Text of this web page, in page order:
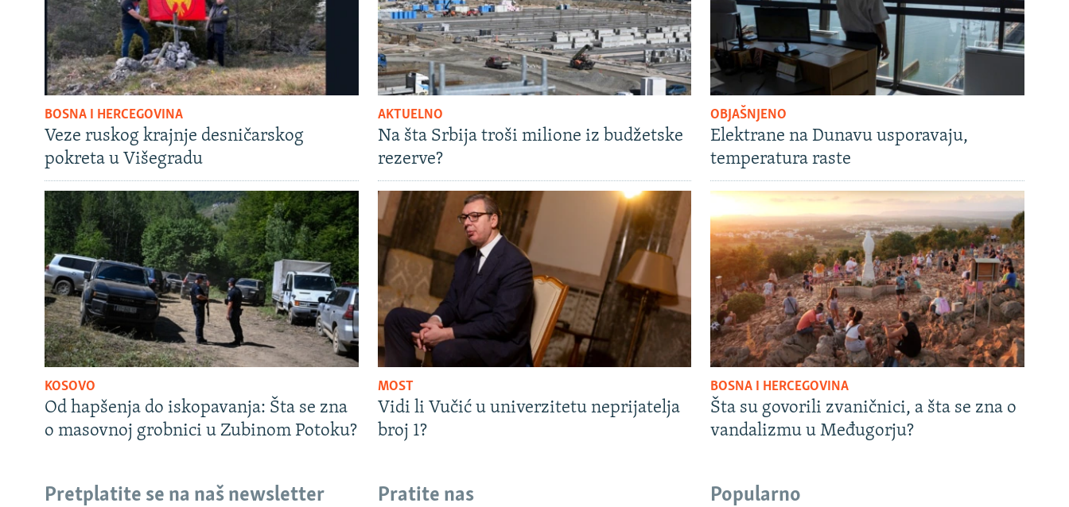
BOSNA I HERCEGOVINA
Veze ruskog krajnje desničarskog
pokreta u Višegradu
AKTUELNO
Na šta Srbija troši milione iz budžetske
rezerve?
OBJAŠNJENO
Elektrane na Dunavu usporavaju,
temperatura raste
KOSOVO
Od hapšenja do iskopavanja: Šta se zna
o masovnoj grobnici u Zubinom Potoku?
MOST
Vidi li Vučić u univerzitetu neprijatelja
broj 1?
BOSNA I HERCEGOVINA
Šta su govorili zvaničnici, a šta se zna o
vandalizmu u Međugorju?
Pretplatite se na naš newsletter Pratite nas Popularno